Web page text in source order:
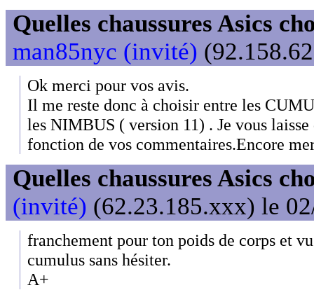
Quelles chaussures Asics
man85nyc (invité)
Ok merci pour vos avis.
Il me reste donc à choisir entre les
les NIMBUS ( version 11) . Je vous
fonction de vos commentaires.Encore
Quelles chaussures Asics
(invité) (62.23.185.xxx) le
franchement pour ton poids de corps et
cumulus sans hésiter.
A+